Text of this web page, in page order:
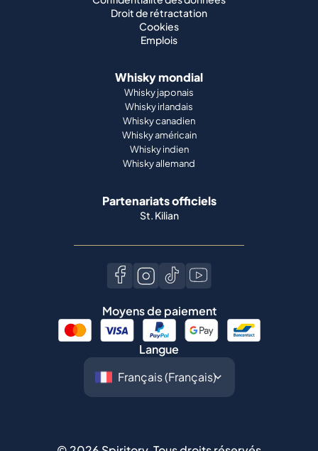
Droit de rétractation
Cookies
Emplois
Whisky mondial
Whisky japonais
Whisky irlandais
Whisky canadien
Whisky américain
Whisky indien
Whisky allemand
Partenariats officiels
St. Kilian
Moyens de paiement
Langue